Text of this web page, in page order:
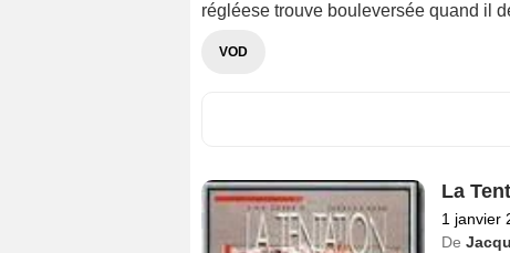
régléese trouve bouleversée quand il
VOD
La
1 janvier
De